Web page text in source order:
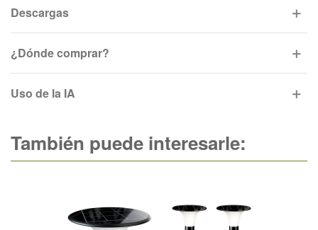
Descargas
¿Dónde comprar?
Uso de la IA
También puede interesarle: